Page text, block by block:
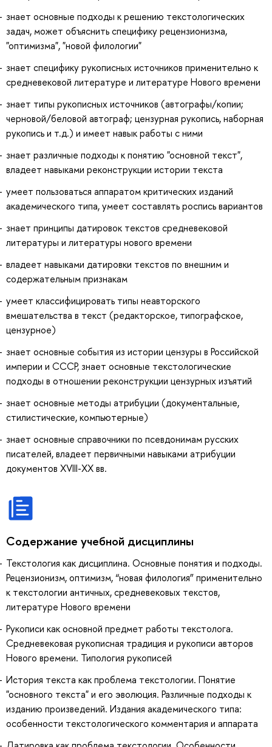
знает основные подходы к решению текстологических
задач, может объяснить специфику рецензионизма,
"оптимизма", "новой филологии"
знает специфику рукописных источников применительно к
средневековой литературе и литературе Нового времени
знает типы рукописных источников (автографы/копии;
черновой/беловой автограф; цензурная рукопись, наборная
рукопись и т.д.) и имеет навык работы с ними
знает различные подходы к понятию "основной текст",
владеет навыками реконструкции истории текста
умеет пользоваться аппаратом критических изданий
академического типа, умеет составлять роспись вариантов
знает принципы датировок текстов средневековой
литературы и литературы нового времени
владеет навыками датировки текстов по внешним и
содержательным признакам
умеет классифицировать типы неавторского
вмешательства в текст (редакторское, типографское,
цензурное)
знает основные события из истории цензуры в Российской
империи и СССР, знает основные текстологические
подходы в отношении реконструкции цензурных изъятий
знает основные методы атрибуции (документальные,
стилистические, компьютерные)
знает основные справочники по псевдонимам русских
писателей, владеет первичными навыками атрибуции
документов XVIII-XX вв.
Содержание учебной дисциплины
Текстология как дисциплина. Основные понятия и подходы.
Рецензионизм, оптимизм, “новая филология” применительно
к текстологии античных, средневековых текстов,
литературе Нового времени
Рукописи как основной предмет работы текстолога.
Средневековая рукописная традиция и рукописи авторов
Нового времени. Типология рукописей
История текста как проблема текстологии. Понятие
"основного текста" и его эволюция. Различные подходы к
изданию произведений. Издания академического типа:
особенности текстологического комментария и аппарата